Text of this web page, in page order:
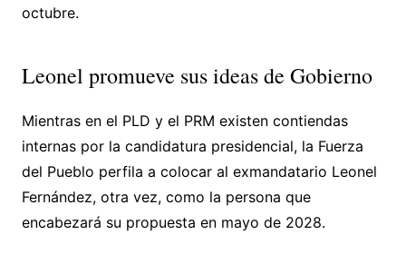
octubre.
Leonel promueve sus ideas de Gobierno
Mientras en el PLD y el PRM existen contiendas
internas por la candidatura presidencial, la Fuerza
del Pueblo perfila a colocar al exmandatario Leonel
Fernández, otra vez, como la persona que
encabezará su propuesta en mayo de 2028.